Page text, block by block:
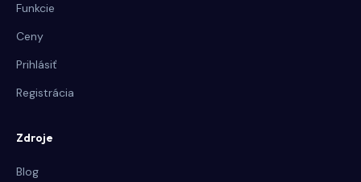
Funkcie
Ceny
Prihlásiť
Registrácia
Zdroje
Blog